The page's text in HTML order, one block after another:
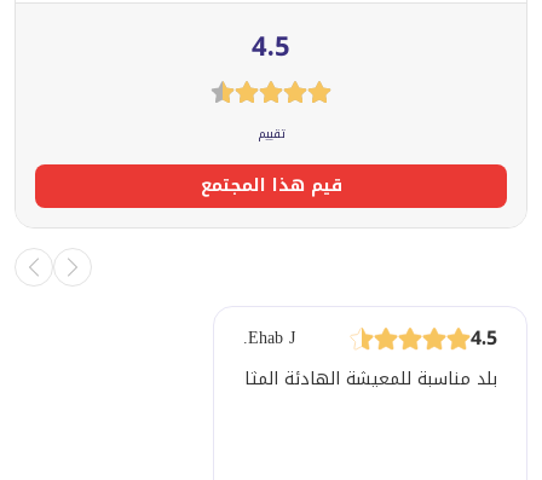
4.5
تقييم
قيم هذا المجتمع
4.5
Ehab J.
بلد مناسبة للمعيشة الهادئة المثالية